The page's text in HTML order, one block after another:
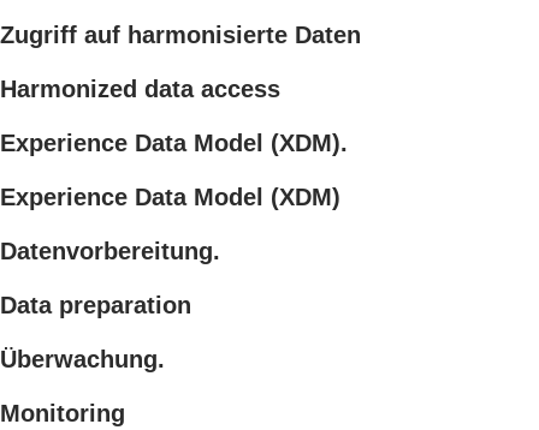
Zugriff auf harmonisierte Daten
Harmonized data access
Experience Data Model (XDM).
Experience Data Model (XDM)
Datenvorbereitung.
Data preparation
Überwachung.
Monitoring